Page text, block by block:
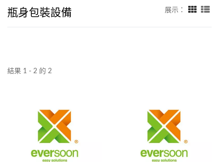
瓶身包裝設備 展示：
結果 1 - 2 的 2